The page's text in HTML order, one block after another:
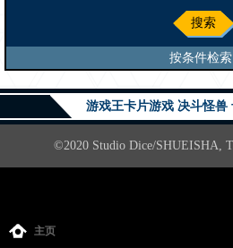
搜索
按条件检索
游戏王卡片游戏 决斗怪兽
©2020 Studio Dice/SHUEISHA,
主页